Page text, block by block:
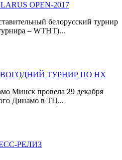
OPEN-2017
белорусский турнир
– WTHT)...
ТУРНИР ПО НХ
Минск провела 29 декабря
Динамо в ТЦ...
РЕЛИЗ